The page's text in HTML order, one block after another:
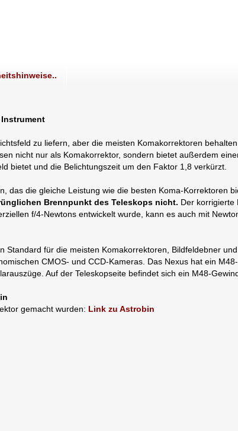
zu liefern, aber die meisten Komakorrektoren
nicht nur als Komakorrektor, sondern bietet außerdem
bietet und die Belichtungszeit um den Faktor 1,8 verkürzt.
die gleiche Leistung wie die besten Koma-Korrektoren
Brennpunkt des Teleskops nicht. Der korrigierte
f/4-Newtons entwickelt wurde, kann es auch mit
für die meisten Komakorrektoren, Bildfeldebner
CMOS- und CCD-Kameras. Das Nexus hat ein
Auf der Teleskopseite befindet sich ein M48-
gemacht wurden: Link zu Astrobin